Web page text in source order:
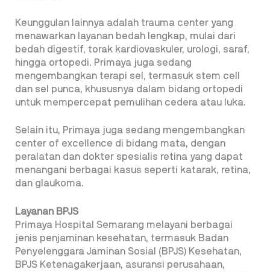
Keunggulan lainnya adalah trauma center yang
menawarkan layanan bedah lengkap, mulai dari
bedah digestif, torak kardiovaskuler, urologi, saraf,
hingga ortopedi. Primaya juga sedang
mengembangkan terapi sel, termasuk stem cell
dan sel punca, khususnya dalam bidang ortopedi
untuk mempercepat pemulihan cedera atau luka.
Selain itu, Primaya juga sedang mengembangkan
center of excellence di bidang mata, dengan
peralatan dan dokter spesialis retina yang dapat
menangani berbagai kasus seperti katarak, retina,
dan glaukoma.
Layanan BPJS
Primaya Hospital Semarang melayani berbagai
jenis penjaminan kesehatan, termasuk Badan
Penyelenggara Jaminan Sosial (BPJS) Kesehatan,
BPJS Ketenagakerjaan, asuransi perusahaan,